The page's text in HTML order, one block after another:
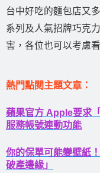
台中好吃的麵包店又
系列及人氣招牌巧克
害，各位也可以考慮看
熱門點閱主題文章：
蘋果官方 Apple要求
服務帳號連動功能
你的保單可能變壁紙
破產邊緣」